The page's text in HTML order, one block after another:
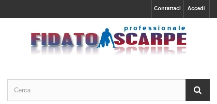
Accedi
Contattaci